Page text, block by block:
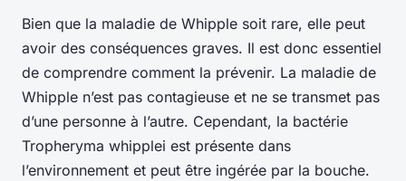
Bien que la maladie de Whipple soit rare, elle peut
avoir des conséquences graves. Il est donc essentiel
de comprendre comment la prévenir. La maladie de
Whipple n’est pas contagieuse et ne se transmet pas
d’une personne à l’autre. Cependant, la bactérie
Tropheryma whipplei est présente dans
l’environnement et peut être ingérée par la bouche.